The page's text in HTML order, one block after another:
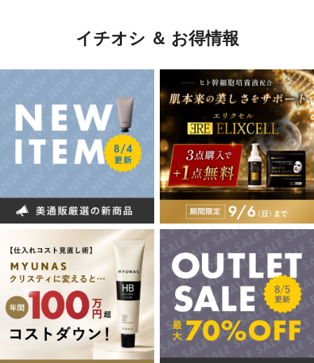
イチオシ ＆ お得情報